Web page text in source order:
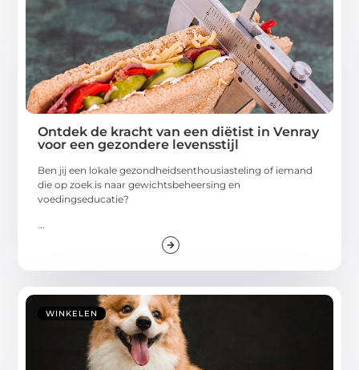
Ontdek de kracht van een diëtist in Venray
voor een gezondere levensstijl
Ben jij een lokale gezondheidsenthousiasteling of iemand
die op zoek is naar gewichtsbeheersing en
voedingseducatie?
...
WINKELEN